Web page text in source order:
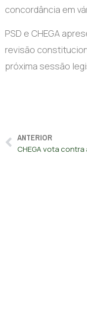
concordância em
PSD e CHEGA
revisão
próxima sessão
ANTERIOR